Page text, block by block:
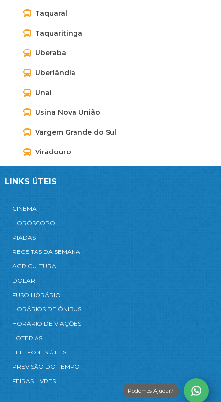
Taquaral
Taquaritinga
Uberaba
Uberlândia
Unai
Usina Nova União
Vargem Grande do Sul
Viradouro
LINKS ÚTEIS
CINEMA
HORÓSCOPO
PIADAS
RECEITAS DA SEMANA
AGRICULTURA
DÓLAR
FUSO HORÁRIO
HORÁRIOS DE ÔNIBUS
HORÁRIO DE VIAÇÕES
LOTERIAS
TELEFONES ÚTEIS
PREVISÃO DO TEMPO
FEIRAS LIVRES
Podemos Ajudar?